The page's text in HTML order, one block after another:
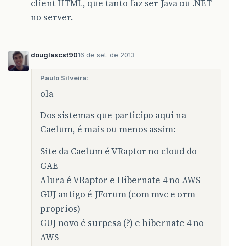
client HTML, que tanto faz ser Java ou .NET
no server.
douglascst9016 de set. de 2013
Paulo Silveira:
ola
Dos sistemas que participo aqui na
Caelum, é mais ou menos assim:
Site da Caelum é VRaptor no cloud do
GAE
Alura é VRaptor e Hibernate 4 no AWS
GUJ antigo é JForum (com mvc e orm
proprios)
GUJ novo é surpesa (?) e hibernate 4 no
AWS